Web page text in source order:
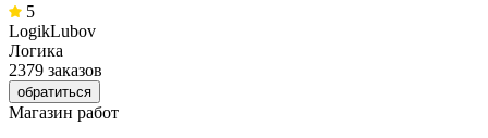
5
LogikLubov
Логика
2379 заказов
обратиться
Магазин работ